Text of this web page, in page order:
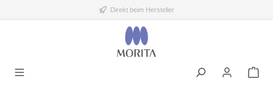
Direkt beim Hersteller